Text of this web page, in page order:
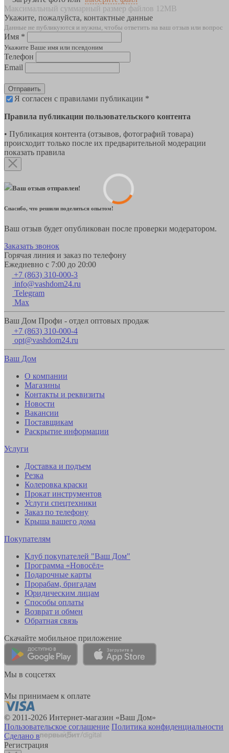
Максимальный суммарный размер файлов 12MB
Укажите, пожалуйста, контактные данные
Данные не публикуются и нужны, чтобы ответить на ваш отзыв или вопрос
Имя *
Укажите Ваше имя или псевдоним
Телефон
Email
Отправить
Я согласен с правилами публикации *
Правила публикации пользовательского контента
• Публикация контента (отзывов, фотографий товара)
происходит только после их предварительной модерации
показать правила
Ваш отзыв отправлен!
Спасибо, что решили поделиться опытом!
Ваш отзыв будет опубликован после проверки модератором.
Заказать звонок
Горячая линия и заказ по телефону
Ежедневно с 7:00 до 20:00
+7 (863) 310-000-3
info@vashdom24.ru
Telegram
Max
Ваш Дом Профи - отдел оптовых продаж
+7 (863) 310-000-4
opt@vashdom24.ru
Ваш Дом
О компании
Магазины
Контакты и реквизиты
Новости
Вакансии
Поставщикам
Раскрытие информации
Услуги
Доставка и подъем
Резка
Колеровка краски
Прокат инструментов
Услуги спецтехники
Заказ по телефону
Крыша вашего дома
Покупателям
Клуб покупателей "Ваш Дом"
Программа «Новосёл»
Подарочные карты
Прорабам, бригадам
Юридическим лицам
Способы оплаты
Возврат и обмен
Обратная связь
Скачайте мобильное приложение
Мы в соцсетях
Мы принимаем к оплате
© 2011-2026 Интернет-магазин «Ваш Дом»
Пользовательское соглашение Политика конфиденциальности
Сделано в
Регистрация